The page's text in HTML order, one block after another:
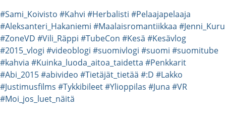
#Sami_Koivisto #Kahvi #Herbalisti #Pelaajapelaaja
#Aleksanteri_Hakaniemi #Maalaisromantiikkaa #Jenni_Kuru
#ZoneVD #Vili_Räppi #TubeCon #Kesä #Kesävlog
#2015_vlogi #videoblogi #suomivlogi #suomi #suomitube
#kahvia #Kuinka_luoda_aitoa_taidetta #Penkkarit
#Abi_2015#abivideo #Tietäjät_tietää #:D #Lakko
#Justimusfilms #Tykkibileet#Ylioppilas #Juna #VR
#Moi_jos_luet_näitä